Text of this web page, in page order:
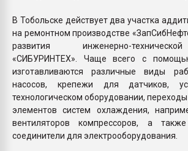
В Тобольске действует два участка
на ремонтном производстве
развития инженерно-
«СИБУРИНТЕХ». Чаще всего с
изготавливаются различные виды
насосов, крепежи для датчиков,
технологическом оборудовании,
элементов систем охлаждения,
вентиляторов компрессоров, а
соединители для электрооборудования.